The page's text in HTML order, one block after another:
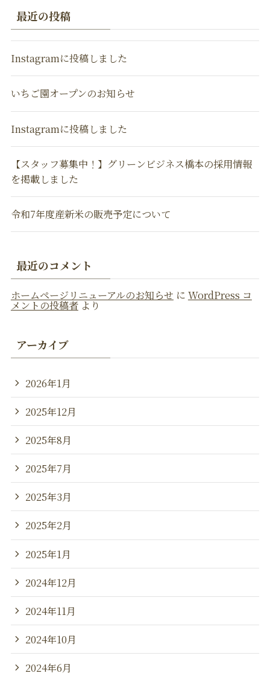
最近の投稿
Instagramに投稿しました
いちご園オープンのお知らせ
Instagramに投稿しました
【スタッフ募集中！】グリーンビジネス橋本の採用情報
を掲載しました
令和7年度産新米の販売予定について
最近のコメント
ホームページリニューアルのお知らせ に WordPress コ
メントの投稿者より
アーカイブ
2026年1月
2025年12月
2025年8月
2025年7月
2025年3月
2025年2月
2025年1月
2024年12月
2024年11月
2024年10月
2024年6月